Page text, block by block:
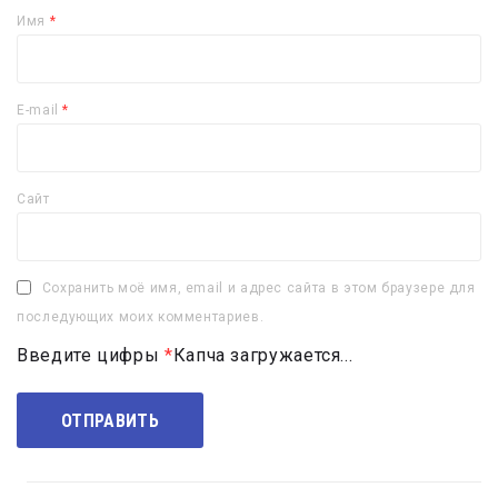
Имя *
E-mail*
Сайт
Сохранить моё имя, email и адрес сайта в этом браузере для
последующих моих комментариев.
Введите цифры *Капча загружается...